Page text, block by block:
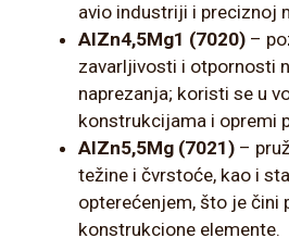
avio industriji i preciznoj
AlZn4,5Mg1 (7020) –
zavarljivosti i otpornosti
naprezanja; koristi se u
konstrukcijama i opremi
AlZn5,5Mg (7021) –
težine i čvrstoće, kao i
opterećenjem, što je čini
konstrukcione elemente.